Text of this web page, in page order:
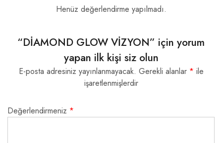
Henüz değerlendirme yapılmadı.
“DİAMOND GLOW VİZYON” için yorum
yapan ilk kişi siz olun
E-posta adresiniz yayınlanmayacak. Gerekli alanlar * ile
işaretlenmişlerdir
Değerlendirmeniz *